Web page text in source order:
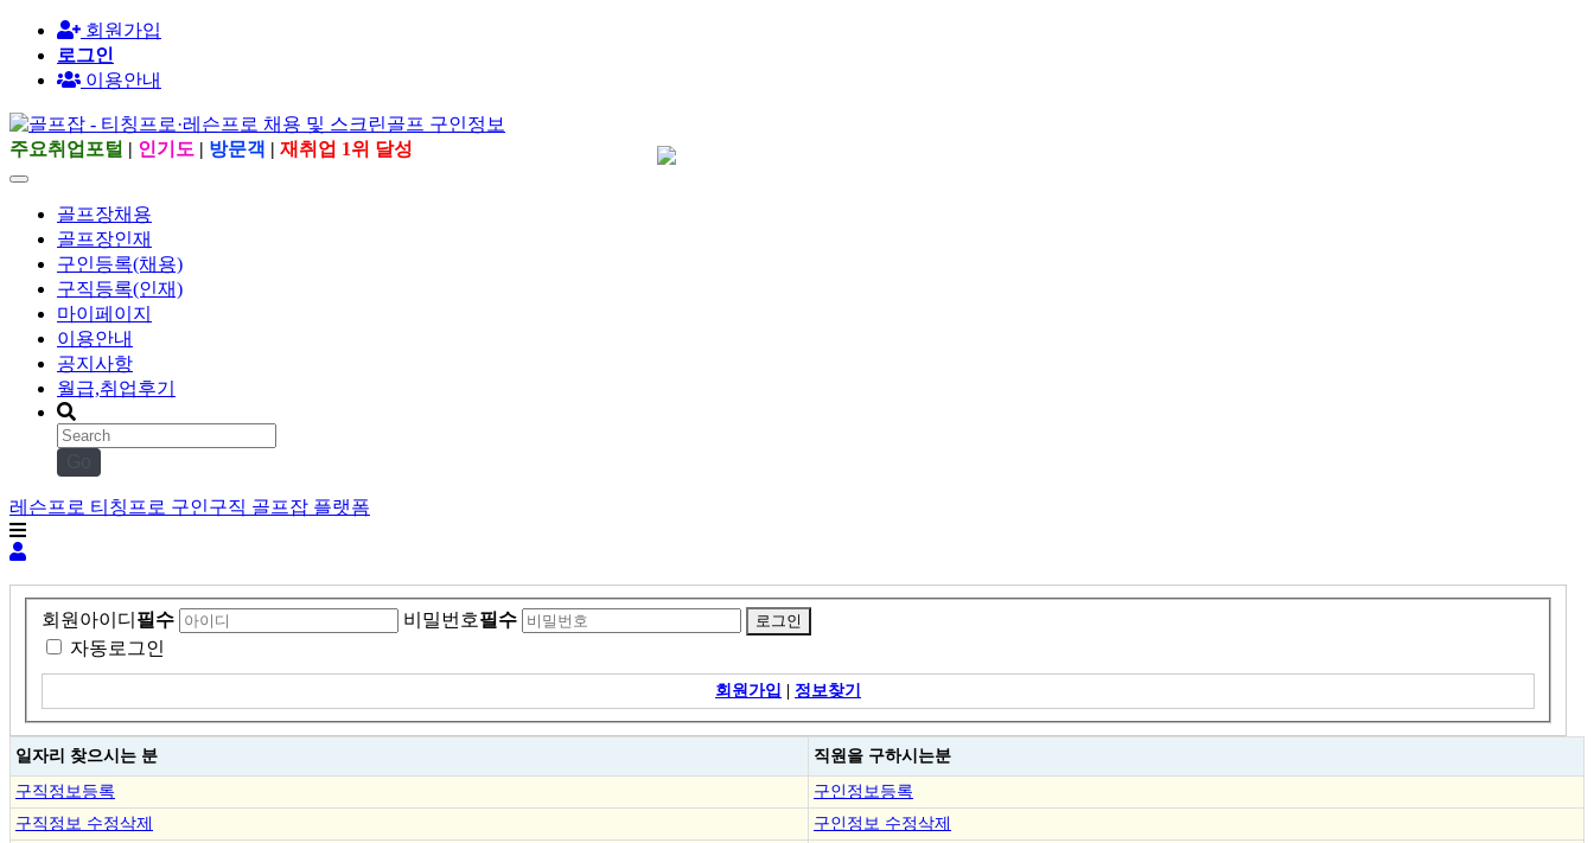
회원가입
로그인
이용안내
주요취업포털 | 인기도 | 방문객 | 재취업 1위 달성
골프장채용
골프장인재
구인등록(채용)
구직등록(인재)
마이페이지
이용안내
공지사항
월급,취업후기
레슨프로 티칭프로 구인구직 골프잡 플랫폼
회원아이디 필수 비밀번호필수
자동로그인
회원가입 | 정보찾기
일자리 찾으시는 분 직원을 구하시는분
구직정보등록
구인정보등록
구직정보 수정삭제
구인정보 수정삭제